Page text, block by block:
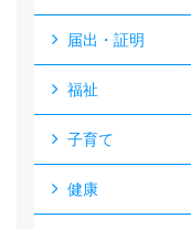
届出・証明
福祉
子育て
健康